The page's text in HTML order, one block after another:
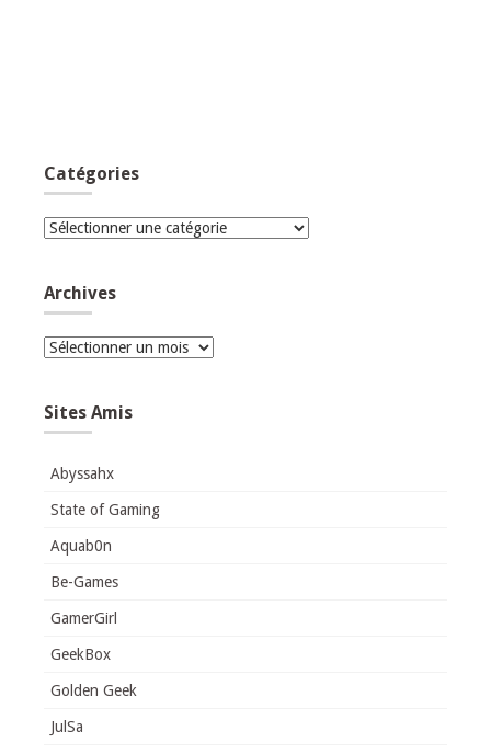
Catégories
Catégories
Archives
Archives
Sites Amis
Abyssahx
State of Gaming
Aquab0n
Be-Games
GamerGirl
GeekBox
Golden Geek
JulSa